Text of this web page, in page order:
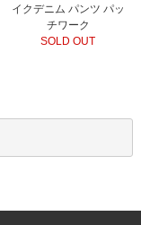
イクデニム パンツ パッ
チワーク
SOLD OUT